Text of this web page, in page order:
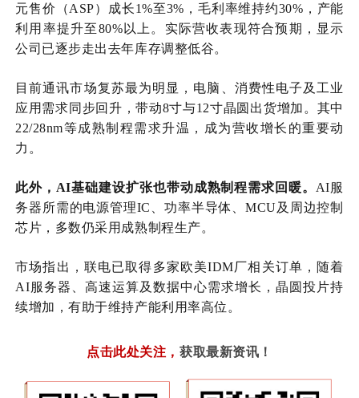
元售价（ASP）成长1%至3%，毛利率维持约30%，产能
利用率提升至80%以上。实际营收表现符合预期，显示
公司已逐步走出去年库存调整低谷。
目前通讯市场复苏最为明显，电脑、消费性电子及工业
应用需求同步回升，带动8寸与12寸晶圆出货增加。其中
22/28nm等成熟制程需求升温，成为营收增长 的重要动
力。
此外， AI基础建设扩张也带动成熟制程需求回暖。 AI服
务器 所需的电源管理IC、功率半导体、MCU及周边控制
芯片 ，多数仍采用成熟制程生产。
市场指出，联电已取得多家欧美IDM厂相关订单，随着
AI服务器 、高速运算及 数据中心需求增长，晶圆投片持
续增加，有助于维持产能利用率高位。
点击此处关注 ， 获取最新资讯！